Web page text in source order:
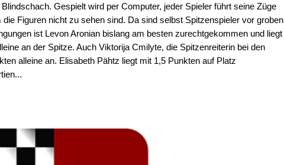
Gespielt wird per Computer, jeder Spieler führt seine Züge
Figuren nicht zu sehen sind. Da sind selbst Spitzenspieler vor groben
ist Levon Aronian bislang am besten zurechtgekommen und liegt
an der Spitze. Auch Viktorija Cmilyte, die Spitzenreiterin bei den
alleine an. Elisabeth Pähtz liegt mit 1,5 Punkten auf Platz